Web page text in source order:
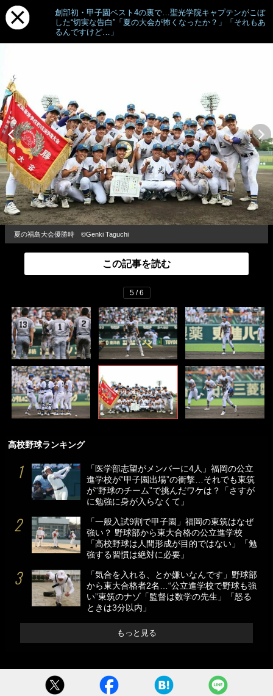
創部初・甲子園ベスト4の裏で…聖光学院キャプテンがこぼ
した“切実な告白”「夏の大会が怖くなったか？」「それもあ
るんですけど…」
夏の福島大会優勝時 ©Genki Taguchi
この記事を読む
5 / 6
高校野球ランキング
「医学部志望がメンバーに4人」福岡の公立
進学校が“甲子園出場”の衝撃…それでも東筑
が“野球のチーム”で挑んだワケは？「さすが
に勉強に身が入らなくて」
「一般入試9割で甲子園」福岡の東筑はなぜ
強い？ 野球部から東大合格の公立進学校
「高校野球は人間形成が目的ではない」「勉
強する習慣は絶対に必要」
「気合を入れる、とか嫌いなんです」野球部
から東大合格者2名…“公立進学校で野球も強
い”東筑のナゾ「監督は数学の先生」「怒る
ときは3分以内」
もっと見る